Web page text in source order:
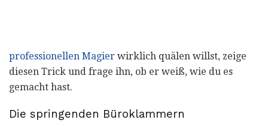
professionellen Magier wirklich quälen willst, zeige
diesen Trick und frage ihn, ob er weiß, wie du es
gemacht hast.
Die springenden Büroklammern